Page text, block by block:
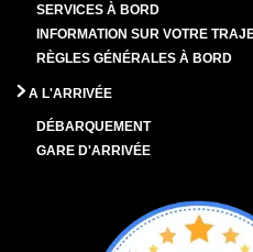
SERVICES À BORD
INFORMATION SUR VOTRE
RÈGLES GÉNÉRALES À BORD
A L'ARRIVÉE
DÉBARQUEMENT
GARE D'ARRIVÉE